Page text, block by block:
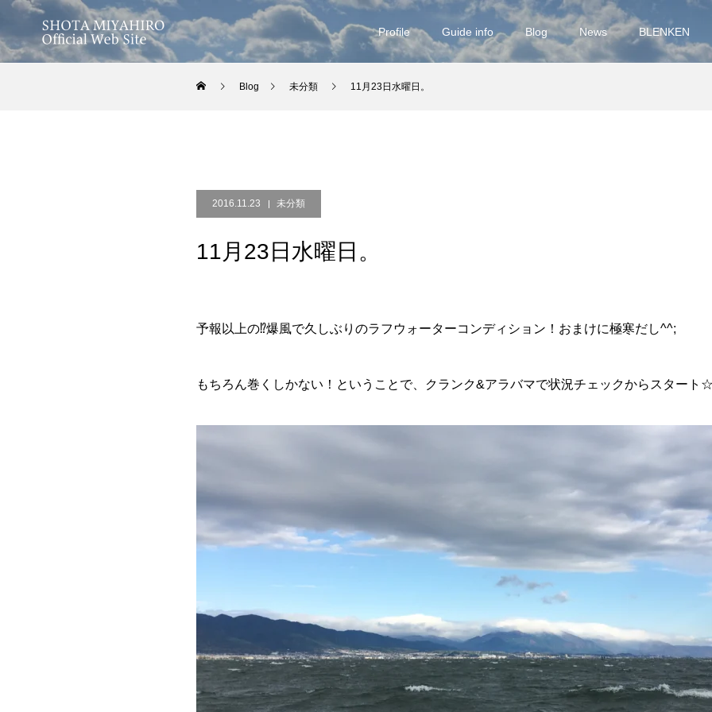
Profile Guide info Blog News BLENKEN
Blog 未分類 11月23日水曜日。
2016.11.23 未分類
11月23日水曜日。
予報以上の⁉︎爆風で久しぶりのラフウォーターコンディション！おまけに極寒だし^^;
もちろん巻くしかない！ということで、クランク&アラバマで状況チェックからスタート